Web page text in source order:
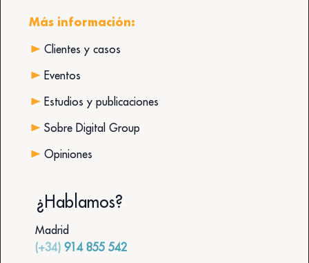
¿Hablamos?
Madrid
(+34) 914 855 542
Más información:
Clientes y casos
Eventos
Estudios y publicaciones
Sobre Digital Group
Opiniones